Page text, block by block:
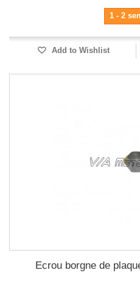
1 - 2
Add to Wishlist
Ecrou borgne de